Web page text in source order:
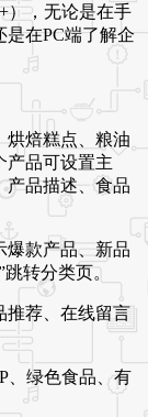
），无论是在手
是在PC端了解企
烘焙糕点、粮油
产品可设置主
产品描述、食品
爆款产品、新品
转分类页。
推荐、在线留言
、绿色食品、有